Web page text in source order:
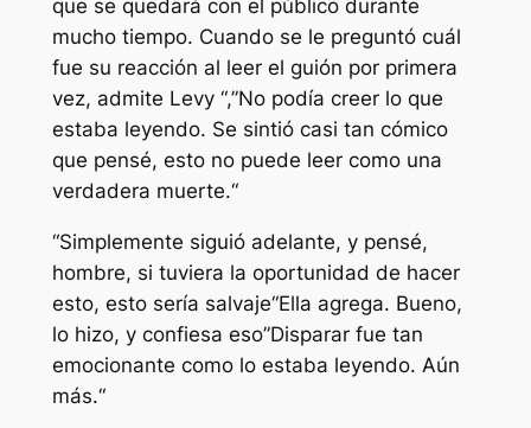
que se quedará con el público durante
mucho tiempo. Cuando se le preguntó cuál
fue su reacción al leer el guión por primera
vez, admite Levy “,”No podía creer lo que
estaba leyendo. Se sintió casi tan cómico
que pensé, esto no puede leer como una
verdadera muerte.“
“Simplemente siguió adelante, y pensé,
hombre, si tuviera la oportunidad de hacer
esto, esto sería salvaje“Ella agrega. Bueno,
lo hizo, y confiesa eso”Disparar fue tan
emocionante como lo estaba leyendo. Aún
más.“